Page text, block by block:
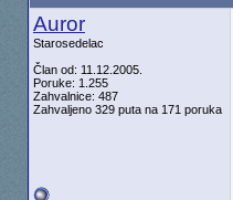
Auror
Starosedelac
Član od: 11.12.2005.
Poruke: 1.255
Zahvalnice: 487
Zahvaljeno 329 puta na 171 poruka